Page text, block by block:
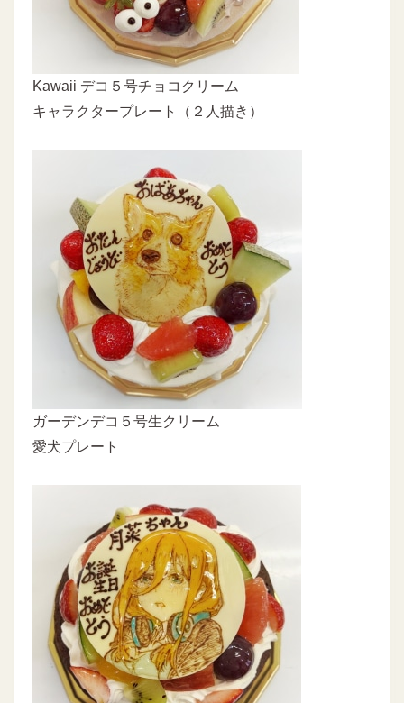
Kawaii デコ５号チョコクリーム
キャラクタープレート（２人描き）
ガーデンデコ５号生クリーム
愛犬プレート